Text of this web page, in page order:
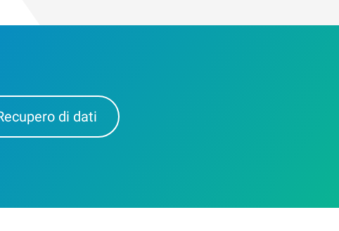
di dati